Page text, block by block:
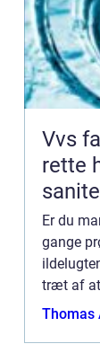
Vvs faxe sådan
rette
Er du
gange
træt af at
Thomas